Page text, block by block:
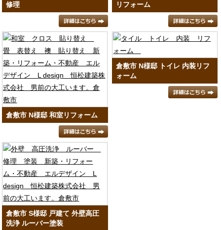
修理
リフォーム
倉敷市 N様邸 和室リフォーム
倉敷市 N様邸 トイレ 内装リフ
ォーム
倉敷市 S様邸 戸建て 外壁高圧
洗浄 ルーバー塗装